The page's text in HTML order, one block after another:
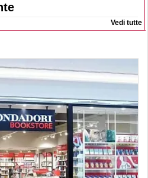
Vedi tutte